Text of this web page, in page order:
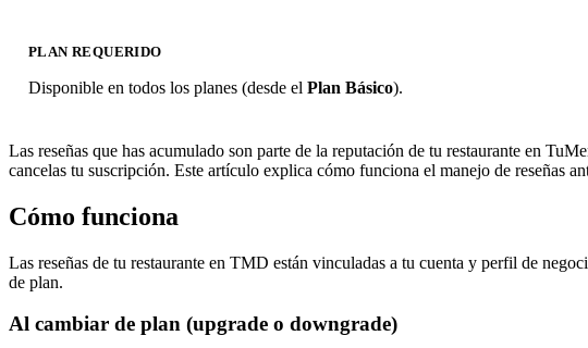
PLAN REQUERIDO
Disponible en todos los planes (desde el Plan Básico).
Las reseñas que has acumulado son parte de la reputación de tu restaurante en
cancelas tu suscripción. Este artículo explica cómo funciona el manejo de reseñas
Cómo funciona
Las reseñas de tu restaurante en TMD están vinculadas a tu cuenta y perfil de
de plan.
Al cambiar de plan (upgrade o downgrade)